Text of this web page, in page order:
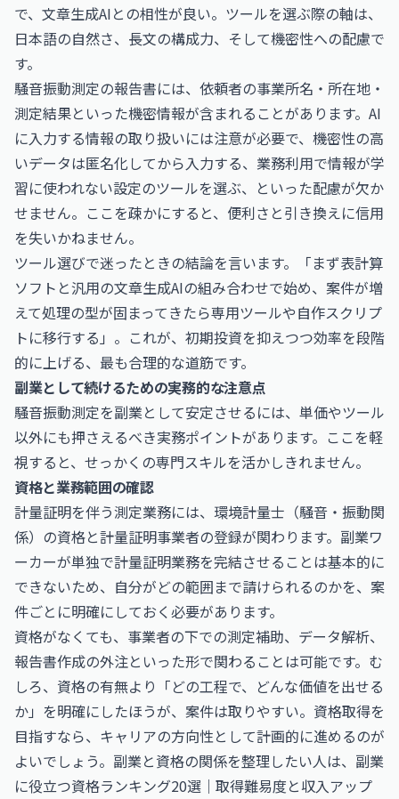
で、文章生成AIとの相性が良い。ツールを選ぶ際の軸は、
日本語の自然さ、長文の構成力、そして機密性への配慮で
す。
騒音振動測定の報告書には、依頼者の事業所名・所在地・
測定結果といった機密情報が含まれることがあります。AI
に入力する情報の取り扱いには注意が必要で、機密性の高
いデータは匿名化してから入力する、業務利用で情報が学
習に使われない設定のツールを選ぶ、といった配慮が欠か
せません。ここを疎かにすると、便利さと引き換えに信用
を失いかねません。
ツール選びで迷ったときの結論を言います。「まず表計算
ソフトと汎用の文章生成AIの組み合わせで始め、案件が増
えて処理の型が固まってきたら専用ツールや自作スクリプ
トに移行する」。これが、初期投資を抑えつつ効率を段階
的に上げる、最も合理的な道筋です。
副業として続けるための実務的な注意点
騒音振動測定を副業として安定させるには、単価やツール
以外にも押さえるべき実務ポイントがあります。ここを軽
視すると、せっかくの専門スキルを活かしきれません。
資格と業務範囲の確認
計量証明を伴う測定業務には、環境計量士（騒音・振動関
係）の資格と計量証明事業者の登録が関わります。副業ワ
ーカーが単独で計量証明業務を完結させることは基本的に
できないため、自分がどの範囲まで請けられるのかを、案
件ごとに明確にしておく必要があります。
資格がなくても、事業者の下での測定補助、データ解析、
報告書作成の外注といった形で関わることは可能です。む
しろ、資格の有無より「どの工程で、どんな価値を出せる
か」を明確にしたほうが、案件は取りやすい。資格取得を
目指すなら、キャリアの方向性として計画的に進めるのが
よいでしょう。副業と資格の関係を整理したい人は、 副業
に役立つ資格ランキング20選｜取得難易度と収入アップ